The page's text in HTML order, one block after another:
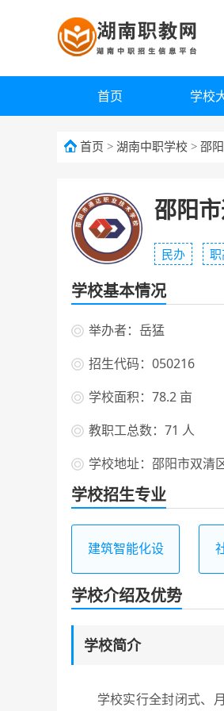
首页 学校
首页 > 湖南中职学校 > 邵
邵阳
民办 职
学校基本情况
举办者：岳猛
招生代码：050216
学校面积：78.2 亩
教职工总数：71 人
学校地址：邵阳市双清
学校招生专业
建筑智能化设
学校介绍及优势
学校简介
学校实行全封闭式、月